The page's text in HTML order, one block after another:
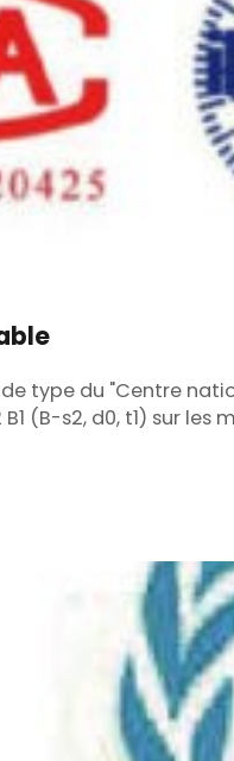
type du "Centre
(B-s2, d0, t1) sur